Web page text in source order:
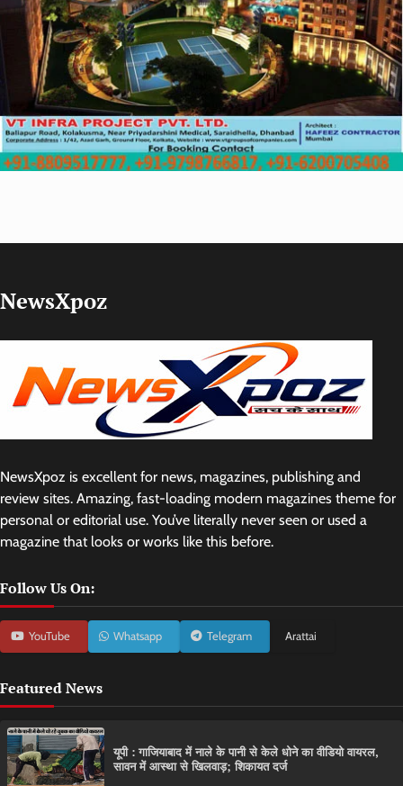
NewsXpoz
NewsXpoz is excellent for news, magazines, publishing and
review sites. Amazing, fast-loading modern magazines theme for
personal or editorial use. You’ve literally never seen or used a
magazine that looks or works like this before.
Follow Us On:
YouTube Whatsapp Telegram Arattai
Featured News
यूपी : गाजियाबाद में नाले के पानी से केले धोने का वीडियो वायरल,
सावन में आस्था से खिलवाड़; शिकायत दर्ज